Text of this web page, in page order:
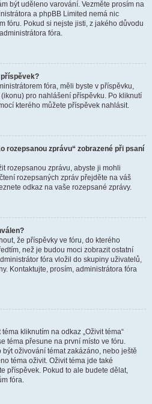
být uděleno varování. Vezměte prosím na
a phpBB Limited nemá nic
fóru. Pokud si nejste jisti, z jakého důvodu
fóra.
fóra, měli byste v příspěvku,
pro nahlášení příspěvku. Po kliknutí
kterého můžete příspěvek nahlásit.
rozepsanou zprávu“ zobrazené při psaní
rozepsanou zprávu, abyste ji mohli
rozepsaných zpráv přejděte na váš
odkaz na vaše rozepsané zprávy.
že příspěvky ve fóru, do kterého
než je budou moci zobrazit ostatní
fóra vložil do skupiny uživatelů,
Kontaktujte, prosím, administrátora fóra
kliknutím na odkaz „Oživit téma“
téma přesune na první místo ve fóru.
oživování témat zakázáno, nebo ještě
téma oživit. Oživit téma jde také
příspěvek. Pokud to ale budete dělat,
fóra.